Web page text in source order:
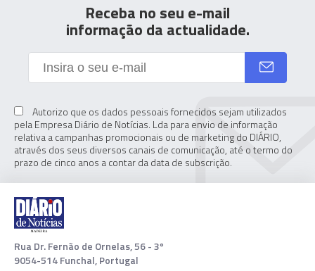
Receba no seu e-mail
informação da actualidade.
Autorizo que os dados pessoais fornecidos sejam utilizados
pela Empresa Diário de Notícias. Lda para envio de informação
relativa a campanhas promocionais ou de marketing do DIÁRIO,
através dos seus diversos canais de comunicação, até o termo do
prazo de cinco anos a contar da data de subscrição.
Rua Dr. Fernão de Ornelas, 56 - 3º
9054-514 Funchal, Portugal